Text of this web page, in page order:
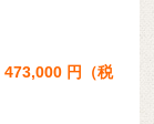
円（税